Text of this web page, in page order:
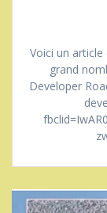
Voici un
grand
Developer